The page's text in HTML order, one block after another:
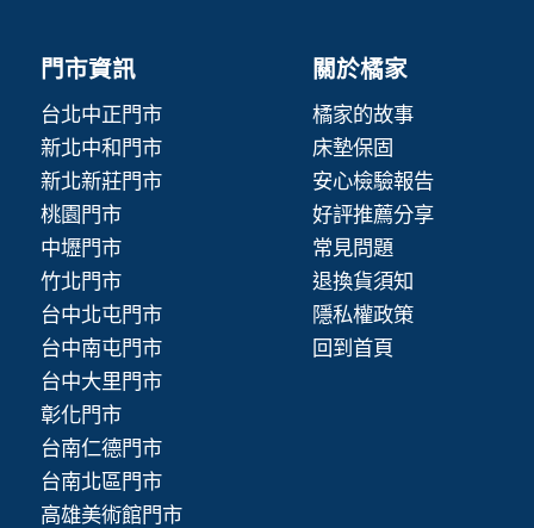
門市資訊
台北中正門市
新北中和門市
新北新莊門市
桃園門市
中壢門市
竹北門市
台中北屯門市
台中南屯門市
台中大里門市
彰化門市
台南仁德門市
台南北區門市
高雄美術館門市
關於橘家
橘家的故事
床墊保固
安心檢驗報告
好評推薦分享
常見問題
退換貨須知
隱私權政策
回到首頁